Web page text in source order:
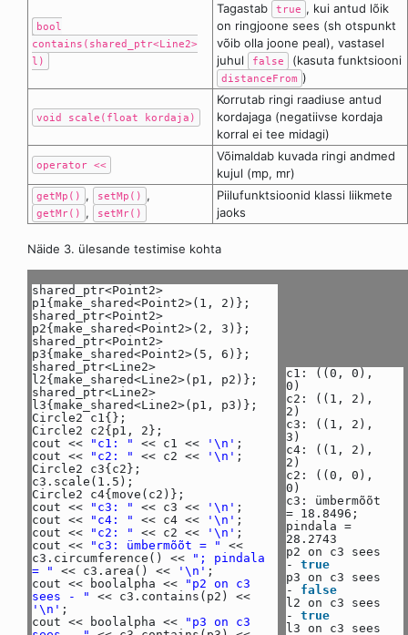
bool
contains(shared_ptr<Line2>
l)
Tagastab true , kui antud lõik
on ringjoone sees (sh otspunkt
võib olla joone peal), vastasel
juhul
false (kasuta funktsiooni
distanceFrom )
void scale(float kordaja)
Korrutab ringi raadiuse antud
kordajaga (negatiivse kordaja
korral ei tee midagi)
operator <<
Võimaldab kuvada ringi andmed
kujul (mp, mr)
getMp() , setMp() ,
getMr() , setMr()
Piilufunktsioonid klassi liikmete
jaoks
Näide 3. ülesande testimise kohta
shared_ptr<Point2>
p1{make_shared<Point2>(1, 2)};
shared_ptr<Point2>
p2{make_shared<Point2>(2, 3)};
shared_ptr<Point2>
p3{make_shared<Point2>(5, 6)};
shared_ptr<Line2>
l2{make_shared<Line2>(p1, p2)};
shared_ptr<Line2>
l3{make_shared<Line2>(p1, p3)};
Circle2 c1{};
Circle2 c2{p1, 2};
cout <<
"c1: " << c1 << '\n' ;
cout <<
"c2: " << c2 << '\n' ;
Circle2 c3{c2};
c3.scale(1.5);
Circle2 c4{move(c2)};
cout <<
"c3: " << c3 << '\n' ;
cout <<
"c4: " << c4 << '\n' ;
cout <<
"c2: " << c2 << '\n' ;
cout <<
"c3: ümbermõõt = "
<<
c3.circumference() <<
"; pindala
= "
<< c3.area() << '\n' ;
cout << boolalpha <<
"p2 on c3
sees - "
<< c3.contains(p2) <<
'\n' ;
cout << boolalpha <<
"p3 on c3
c1: ((0, 0),
0)
c2: ((1, 2),
2)
c3: ((1, 2),
3)
c4: ((1, 2),
2)
c2: ((0, 0),
0)
c3: ümbermõõt
= 18.8496;
pindala =
28.2743
p2 on c3 sees
- true
p3 on c3 sees
- false
l2 on c3 sees
- true
l3 on c3 sees